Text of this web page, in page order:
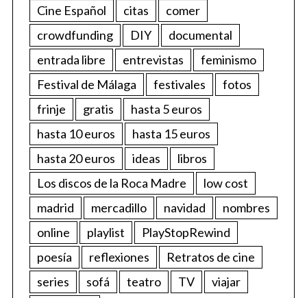
Cine Español
citas
comer
crowdfunding
DIY
documental
entrada libre
entrevistas
feminismo
Festival de Málaga
festivales
fotos
frinje
gratis
hasta 5 euros
hasta 10 euros
hasta 15 euros
hasta 20 euros
ideas
libros
Los discos de la Roca Madre
low cost
madrid
mercadillo navidad
nombres
online
playlist
PlayStopRewind
poesía
reflexiones
Retratos de cine
series
sofá teatro TV
viajar